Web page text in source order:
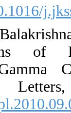
[
‎P. ‎and‎